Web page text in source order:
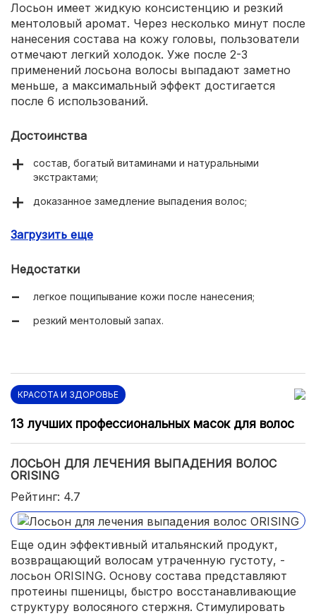
Лосьон имеет жидкую консистенцию и резкий
ментоловый аромат. Через несколько минут после
нанесения состава на кожу головы, пользователи
отмечают легкий холодок. Уже после 2-3
применений лосьона волосы выпадают заметно
меньше, а максимальный эффект достигается
после 6 использований.
Достоинства
состав, богатый витаминами и натуральными
экстрактами;
доказанное замедление выпадения волос;
Загрузить еще
Недостатки
легкое пощипывание кожи после нанесения;
резкий ментоловый запах.
КРАСОТА И ЗДОРОВЬЕ
13 лучших профессиональных масок для волос
ЛОСЬОН ДЛЯ ЛЕЧЕНИЯ ВЫПАДЕНИЯ ВОЛОС
ORISING
Рейтинг: 4.7
Еще один эффективный итальянский продукт,
возвращающий волосам утраченную густоту, -
лосьон ORISING. Основу состава представляют
протеины пшеницы, быстро восстанавливающие
структуру волосяного стержня. Стимулировать